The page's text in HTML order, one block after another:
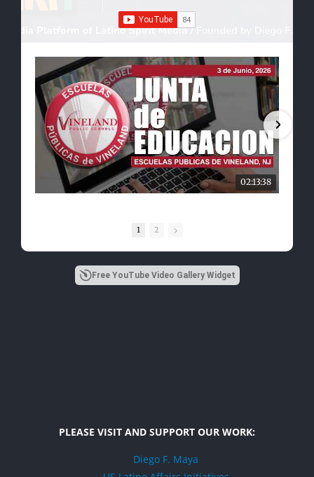
02:13:38
1 2
Free YouTube Video Gallery Widget
PLEASE VISIT AND SUPPORT OUR WORK:
Diego F. Maya